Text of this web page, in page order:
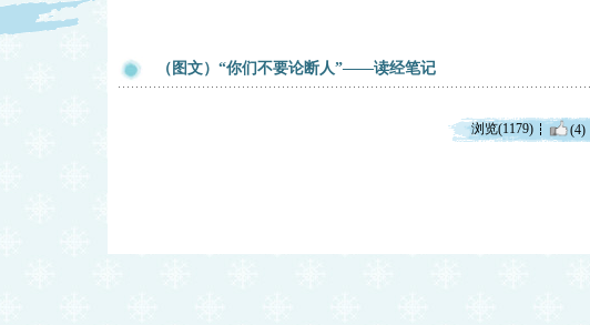
（图文）“你们不要论断人”——读经笔记
浏览(1179) (4)